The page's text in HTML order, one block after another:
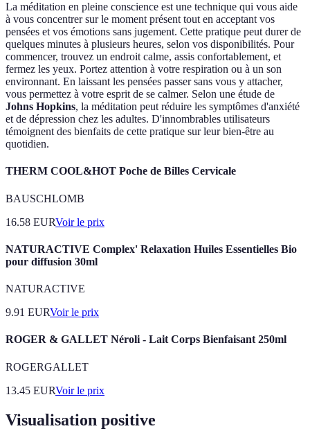
La méditation en pleine conscience est une technique qui vous aide
à vous concentrer sur le moment présent tout en acceptant vos
pensées et vos émotions sans jugement. Cette pratique peut durer de
quelques minutes à plusieurs heures, selon vos disponibilités. Pour
commencer, trouvez un endroit calme, assis confortablement, et
fermez les yeux. Portez attention à votre respiration ou à un son
environnant. En laissant les pensées passer sans vous y attacher,
vous permettez à votre esprit de se calmer. Selon une étude de
Johns Hopkins, la méditation peut réduire les symptômes d'anxiété
et de dépression chez les adultes. D'innombrables utilisateurs
témoignent des bienfaits de cette pratique sur leur bien-être au
quotidien.
THERM COOL&HOT Poche de Billes Cervicale
BAUSCHLOMB
16.58 EURVoir le prix
NATURACTIVE Complex' Relaxation Huiles Essentielles Bio
pour diffusion 30ml
NATURACTIVE
9.91 EURVoir le prix
ROGER & GALLET Néroli - Lait Corps Bienfaisant 250ml
ROGERGALLET
13.45 EURVoir le prix
Visualisation positive